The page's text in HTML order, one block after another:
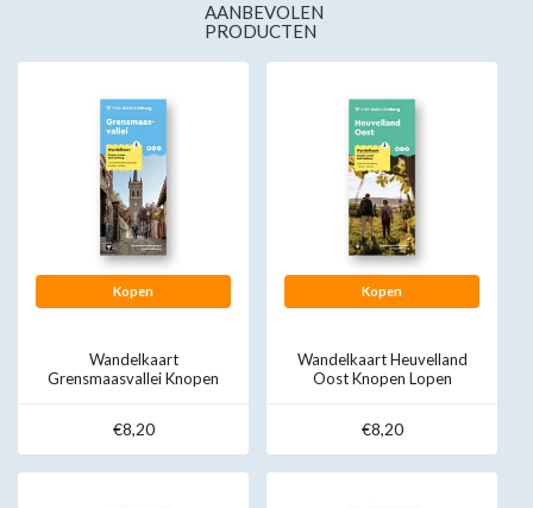
AANBEVOLEN
PRODUCTEN
Kopen
Wandelkaart
Grensmaasvallei Knopen
€8,20
Kopen
Wandelkaart Heuvelland
Oost Knopen Lopen
€8,20